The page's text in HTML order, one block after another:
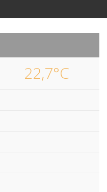
22,7°C